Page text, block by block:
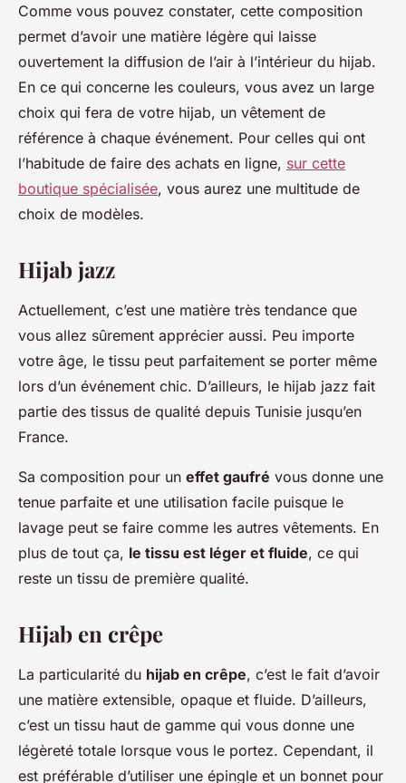
Comme vous pouvez constater, cette composition
permet d’avoir une matière légère qui laisse
ouvertement la diffusion de l’air à l’intérieur du hijab.
En ce qui concerne les couleurs, vous avez un large
choix qui fera de votre hijab, un vêtement de
référence à chaque événement. Pour celles qui ont
l’habitude de faire des achats en ligne, sur cette
boutique spécialisée, vous aurez une multitude de
choix de modèles.
Hijab jazz
Actuellement, c’est une matière très tendance que
vous allez sûrement apprécier aussi. Peu importe
votre âge, le tissu peut parfaitement se porter même
lors d’un événement chic. D’ailleurs, le hijab jazz fait
partie des tissus de qualité depuis Tunisie jusqu’en
France.
Sa composition pour un effet gaufré vous donne une
tenue parfaite et une utilisation facile puisque le
lavage peut se faire comme les autres vêtements. En
plus de tout ça, le tissu est léger et fluide, ce qui
reste un tissu de première qualité.
Hijab en crêpe
La particularité du hijab en crêpe, c’est le fait d’avoir
une matière extensible, opaque et fluide. D’ailleurs,
c’est un tissu haut de gamme qui vous donne une
légèreté totale lorsque vous le portez. Cependant, il
est préférable d’utiliser une épingle et un bonnet pour